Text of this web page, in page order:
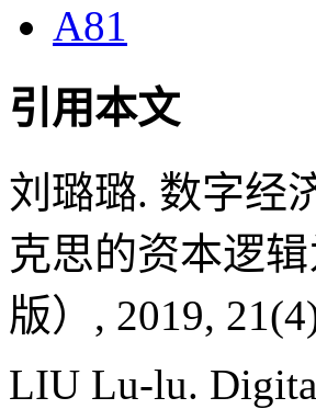
A81
引用本文
刘璐璐. 数字经
克思的资本逻
版）, 2019,
LIU Lu-lu.